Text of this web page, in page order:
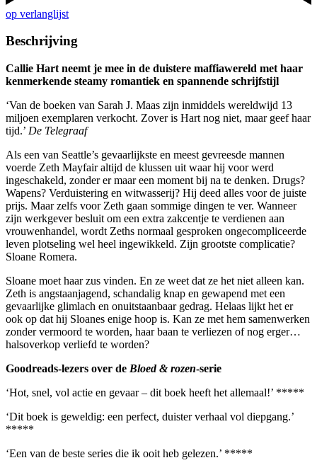
op verlanglijst
Beschrijving
Callie Hart neemt je mee in de duistere maffiawereld met haar
kenmerkende steamy romantiek en spannende schrijfstijl
‘Van de boeken van Sarah J. Maas zijn inmiddels wereldwijd 13
miljoen exemplaren verkocht. Zover is Hart nog niet, maar geef haar
tijd.’ De Telegraaf
Als een van Seattle’s gevaarlijkste en meest gevreesde mannen
voerde Zeth Mayfair altijd de klussen uit waar hij voor werd
ingeschakeld, zonder er maar een moment bij na te denken. Drugs?
Wapens? Verduistering en witwasserij? Hij deed alles voor de juiste
prijs. Maar zelfs voor Zeth gaan sommige dingen te ver. Wanneer
zijn werkgever besluit om een extra zakcentje te verdienen aan
vrouwenhandel, wordt Zeths normaal gesproken ongecompliceerde
leven plotseling wel heel ingewikkeld. Zijn grootste complicatie?
Sloane Romera.
Sloane moet haar zus vinden. En ze weet dat ze het niet alleen kan.
Zeth is angstaanjagend, schandalig knap en gewapend met een
gevaarlijke glimlach en onuitstaanbaar gedrag. Helaas lijkt het er
ook op dat hij Sloanes enige hoop is. Kan ze met hem samenwerken
zonder vermoord te worden, haar baan te verliezen of nog erger…
halsoverkop verliefd te worden?
Goodreads-lezers over de Bloed & rozen-serie
‘Hot, snel, vol actie en gevaar – dit boek heeft het allemaal!’ *****
‘Dit boek is geweldig: een perfect, duister verhaal vol diepgang.’
*****
‘Een van de beste series die ik ooit heb gelezen.’ *****